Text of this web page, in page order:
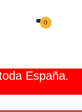
0
España.